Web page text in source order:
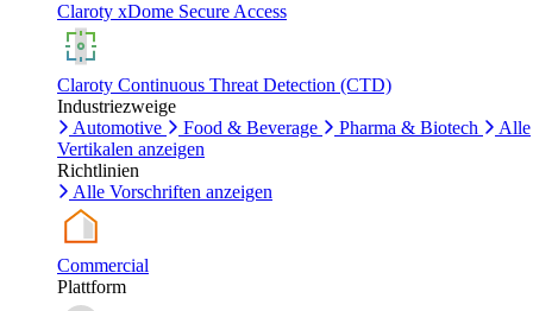
Claroty xDome Secure Access
Claroty Continuous Threat Detection (CTD)
Industriezweige
Automotive
Food & Beverage Pharma & Biotech
Alle
Vertikalen anzeigen
Richtlinien
Alle Vorschriften anzeigen
Commercial
Plattform